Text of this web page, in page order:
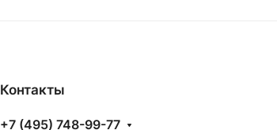
Контакты
+7 (495) 748-99-77